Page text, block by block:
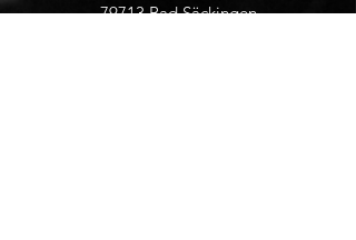
79713 Bad Säckingen